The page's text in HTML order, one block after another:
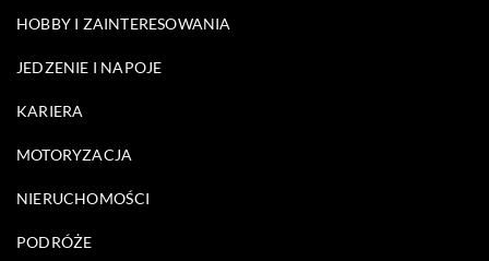
HOBBY I ZAINTERESOWANIA
JEDZENIE I NAPOJE
KARIERA
MOTORYZACJA
NIERUCHOMOŚCI
PODRÓŻE